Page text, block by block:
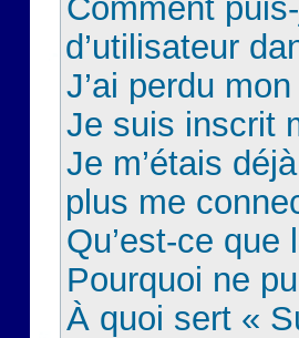
Comment
d’utilisateur
J’ai perdu
Je suis inscrit
Je m’étais
plus me
Qu’est-ce que
Pourquoi ne
À quoi sert «